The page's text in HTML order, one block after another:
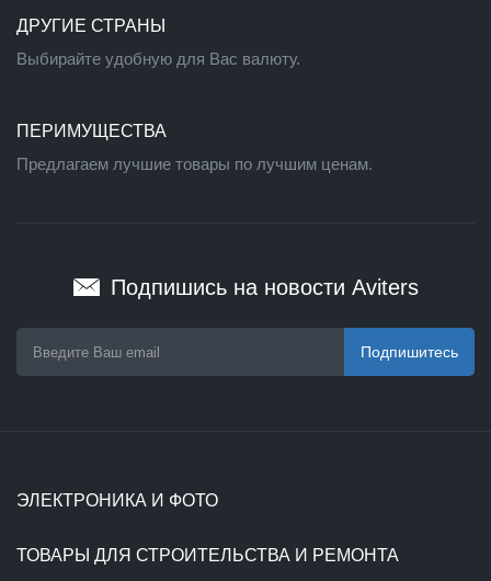
ДРУГИЕ СТРАНЫ
Выбирайте удобную для Вас валюту.
ПЕРИМУЩЕСТВА
Предлагаем лучшие товары по лучшим ценам.
Подпишись на новости Aviters
Подпишитесь
ЭЛЕКТРОНИКА И ФОТО
ТОВАРЫ ДЛЯ СТРОИТЕЛЬСТВА И РЕМОНТА